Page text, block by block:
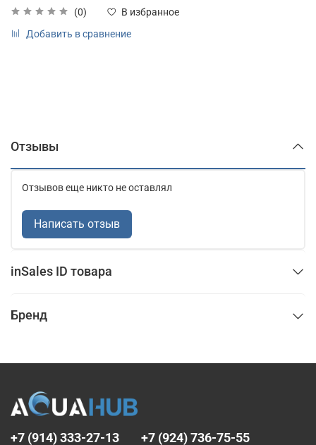
(0)
В избранное
Добавить в сравнение
Отзывы
Отзывов еще никто не оставлял
Написать отзыв
inSales ID товара
Бренд
+7 (914) 333-27-13 +7 (924) 736-75-55